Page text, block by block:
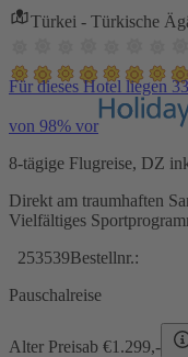
Türkei - Türkische
Für dieses Hotel liegen
von 98% vor
8-tägige Flugreise, DZ
Direkt am traumhaften
Vielfältiges
253539Bestellnr.:
Pauschalreise
Alter Preisab €1.299,-